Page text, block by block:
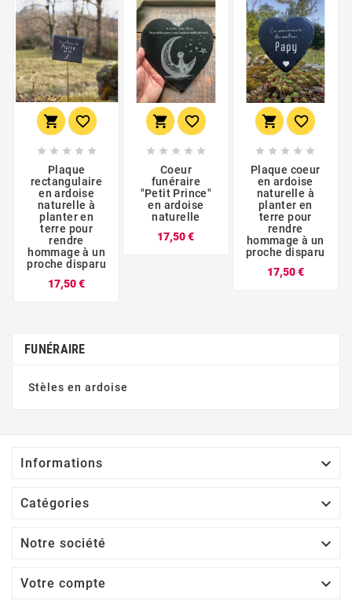
 
    
Plaque
rectangulaire
en ardoise
naturelle à
planter en
terre pour
rendre
hommage à un
proche disparu
17,50 €Prix
 
    
Coeur
funéraire
"Petit Prince"
en ardoise
naturelle
17,50 €Prix
 
    
Plaque coeur
en ardoise
naturelle à
planter en
terre pour
rendre
hommage à un
proche disparu
17,50 €Prix
FUNÉRAIRE
Stèles en ardoise
Informations 
Catégories 
Notre société 
Votre compte 